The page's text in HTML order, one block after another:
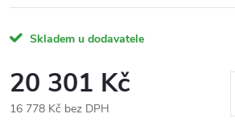
Skladem u dodavatele
20 301 Kč
16 778 Kč bez DPH